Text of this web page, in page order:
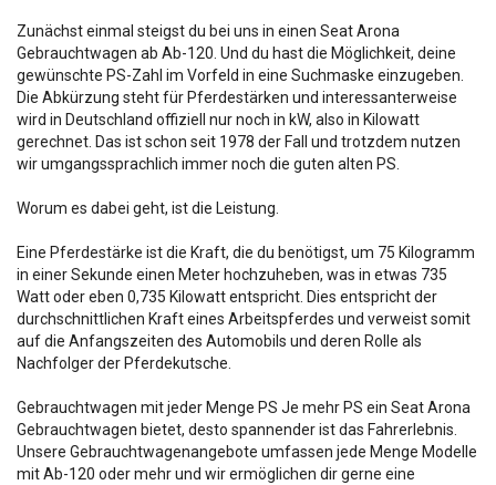
Zunächst einmal steigst du bei uns in einen Seat Arona
Gebrauchtwagen ab Ab-120. Und du hast die Möglichkeit, deine
gewünschte PS-Zahl im Vorfeld in eine Suchmaske einzugeben.
Die Abkürzung steht für Pferdestärken und interessanterweise
wird in Deutschland offiziell nur noch in kW, also in Kilowatt
gerechnet. Das ist schon seit 1978 der Fall und trotzdem nutzen
wir umgangssprachlich immer noch die guten alten PS.
Worum es dabei geht, ist die Leistung.
Eine Pferdestärke ist die Kraft, die du benötigst, um 75 Kilogramm
in einer Sekunde einen Meter hochzuheben, was in etwas 735
Watt oder eben 0,735 Kilowatt entspricht. Dies entspricht der
durchschnittlichen Kraft eines Arbeitspferdes und verweist somit
auf die Anfangszeiten des Automobils und deren Rolle als
Nachfolger der Pferdekutsche.
Gebrauchtwagen mit jeder Menge PS Je mehr PS ein Seat Arona
Gebrauchtwagen bietet, desto spannender ist das Fahrerlebnis.
Unsere Gebrauchtwagenangebote umfassen jede Menge Modelle
mit Ab-120 oder mehr und wir ermöglichen dir gerne eine